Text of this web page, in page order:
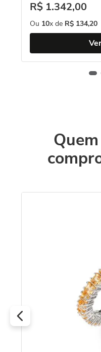
R$ 1.342,00
Ou 10x de R$ 134,20